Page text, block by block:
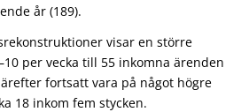
år (189).
visar en större
per vecka till 55 inkomna ärenden
fortsatt vara på något högre
18 inkom fem stycken.